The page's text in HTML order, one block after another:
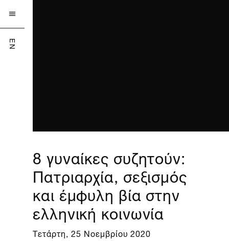

EN
8 γυναίκες συζητούν:
Πατριαρχία, σεξισμός
και έμφυλη βία στην
ελληνική κοινωνία
Τετάρτη, 25 Νοεμβρίου 2020